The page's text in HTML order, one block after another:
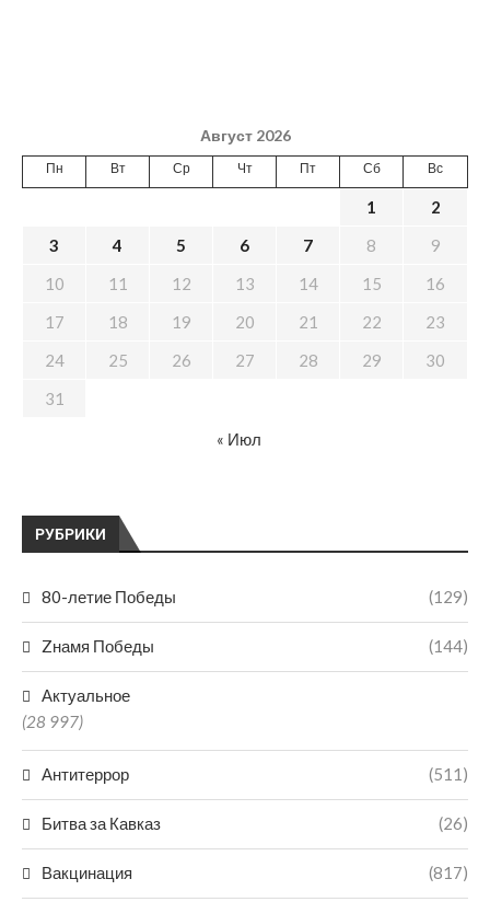
РУБРИКИ
80-летие Победы (129)
Zнамя Победы (144)
Актуальное
(28 997)
Антитеррор (511)
Битва за Кавказ (26)
Вакцинация (817)
Август 2026
Пн Вт Ср Чт Пт Сб Вс
1
2
3
4 5 6 7 8
9
10
11 12 13 14 15
16
17
18 19 20 21 22
23
24
25 26 27 28 29
30
31
« Июл